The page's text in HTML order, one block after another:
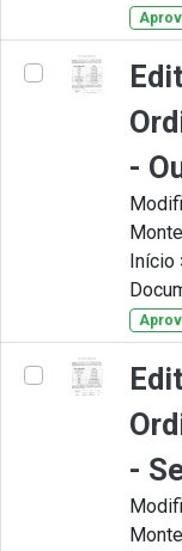
-
Início
-